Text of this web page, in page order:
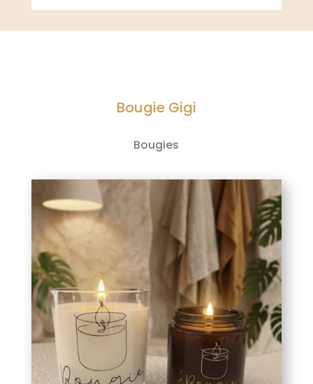
Bougie Gigi
Bougies